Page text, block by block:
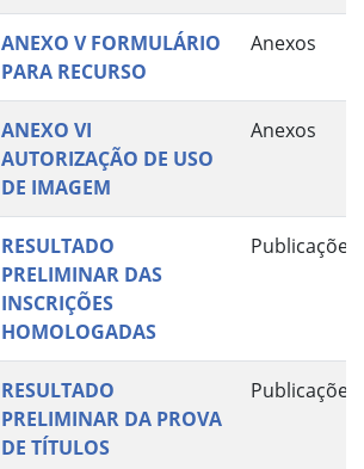
ANEXO V FORMULÁRIO
PARA RECURSO
Anexos
ANEXO VI
AUTORIZAÇÃO DE USO
DE IMAGEM
Anexos
RESULTADO
PRELIMINAR DAS
INSCRIÇÕES
HOMOLOGADAS
Publicações
RESULTADO
PRELIMINAR DA PROVA
DE TÍTULOS
Publicações